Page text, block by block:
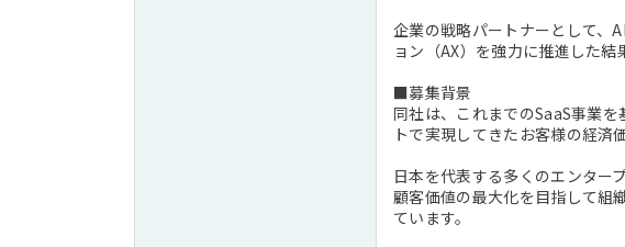
企業の戦略パートナーとして、
ョン（AX）を強力に推進した
■募集背景
同社は、これまでのSaaS事業
トで実現してきたお客様の経済
日本を代表する多くのエンター
顧客価値の最大化を目指して組
ています。